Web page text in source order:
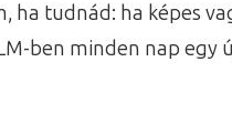
ha tudnád: ha képes
ben minden nap egy